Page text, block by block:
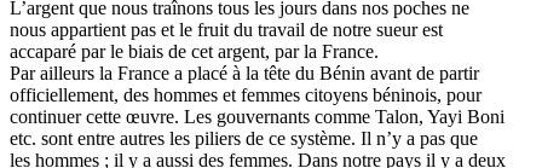
L’argent que nous traînons tous les jours dans nos poches ne
nous appartient pas et le fruit du travail de notre sueur est
accaparé par le biais de cet argent, par la France.
Par ailleurs la France a placé à la tête du Bénin avant de partir
officiellement, des hommes et femmes citoyens béninois, pour
continuer cette œuvre. Les gouvernants comme Talon, Yayi Boni
etc. sont entre autres les piliers de ce système. Il n’y a pas que
les hommes ; il y a aussi des femmes. Dans notre pays il y a deux